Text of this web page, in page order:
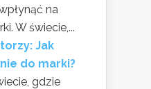
na
W świecie,...
Jak
do marki?
gdzie